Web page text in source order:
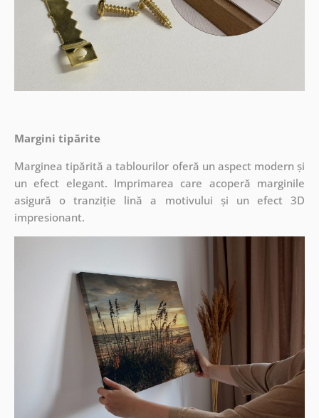
Margini tipărite
Marginea tipărită a tablourilor oferă un aspect modern și
un efect elegant. Imprimarea care acoperă marginile
asigură o tranziție lină a motivului și un efect 3D
impresionant.